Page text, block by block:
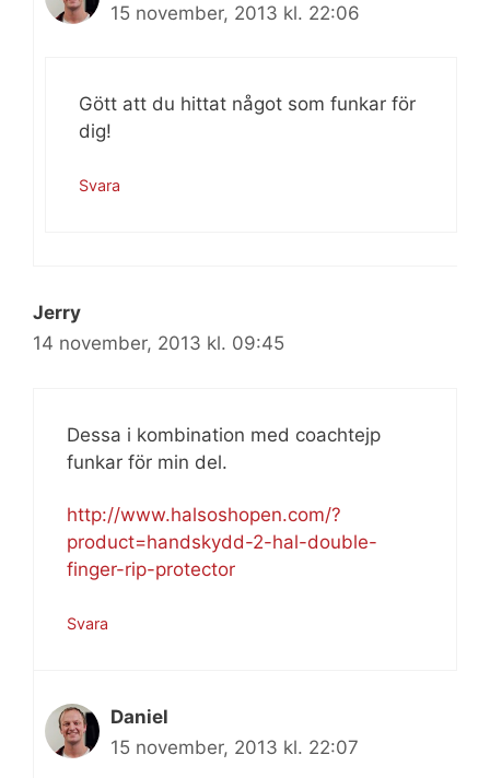
15 november, 2013 kl. 22:06
Gött att du hittat något som funkar för
dig!
Svara
Jerry
14 november, 2013 kl. 09:45
Dessa i kombination med coachtejp
funkar för min del.
http://www.halsoshopen.com/?
product=handskydd-2-hal-double-
finger-rip-protector
Svara
Daniel
15 november, 2013 kl. 22:07